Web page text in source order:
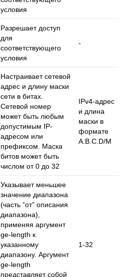
условия
Разрешает доступ
для
соответствующего
условия
-
Настраивает сетевой
адрес и длину маски
сети в битах.
Сетевой номер
может быть любым
допустимым IP-
адресом или
префиксом. Маска
битов может быть
числом от 0 до 32
IPv4-адрес
и длина
маски в
формате
A.B.C.D/M
Указывает меньшее
значение диапазона
(часть “от” описания
диапазона),
применяя аргумент
ge-length к
указанному
диапазону. Аргумент
ge-length
представляет собой
1-32